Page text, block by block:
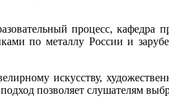
процесс,
по металлу России и
искусству,
позволяет слушателям